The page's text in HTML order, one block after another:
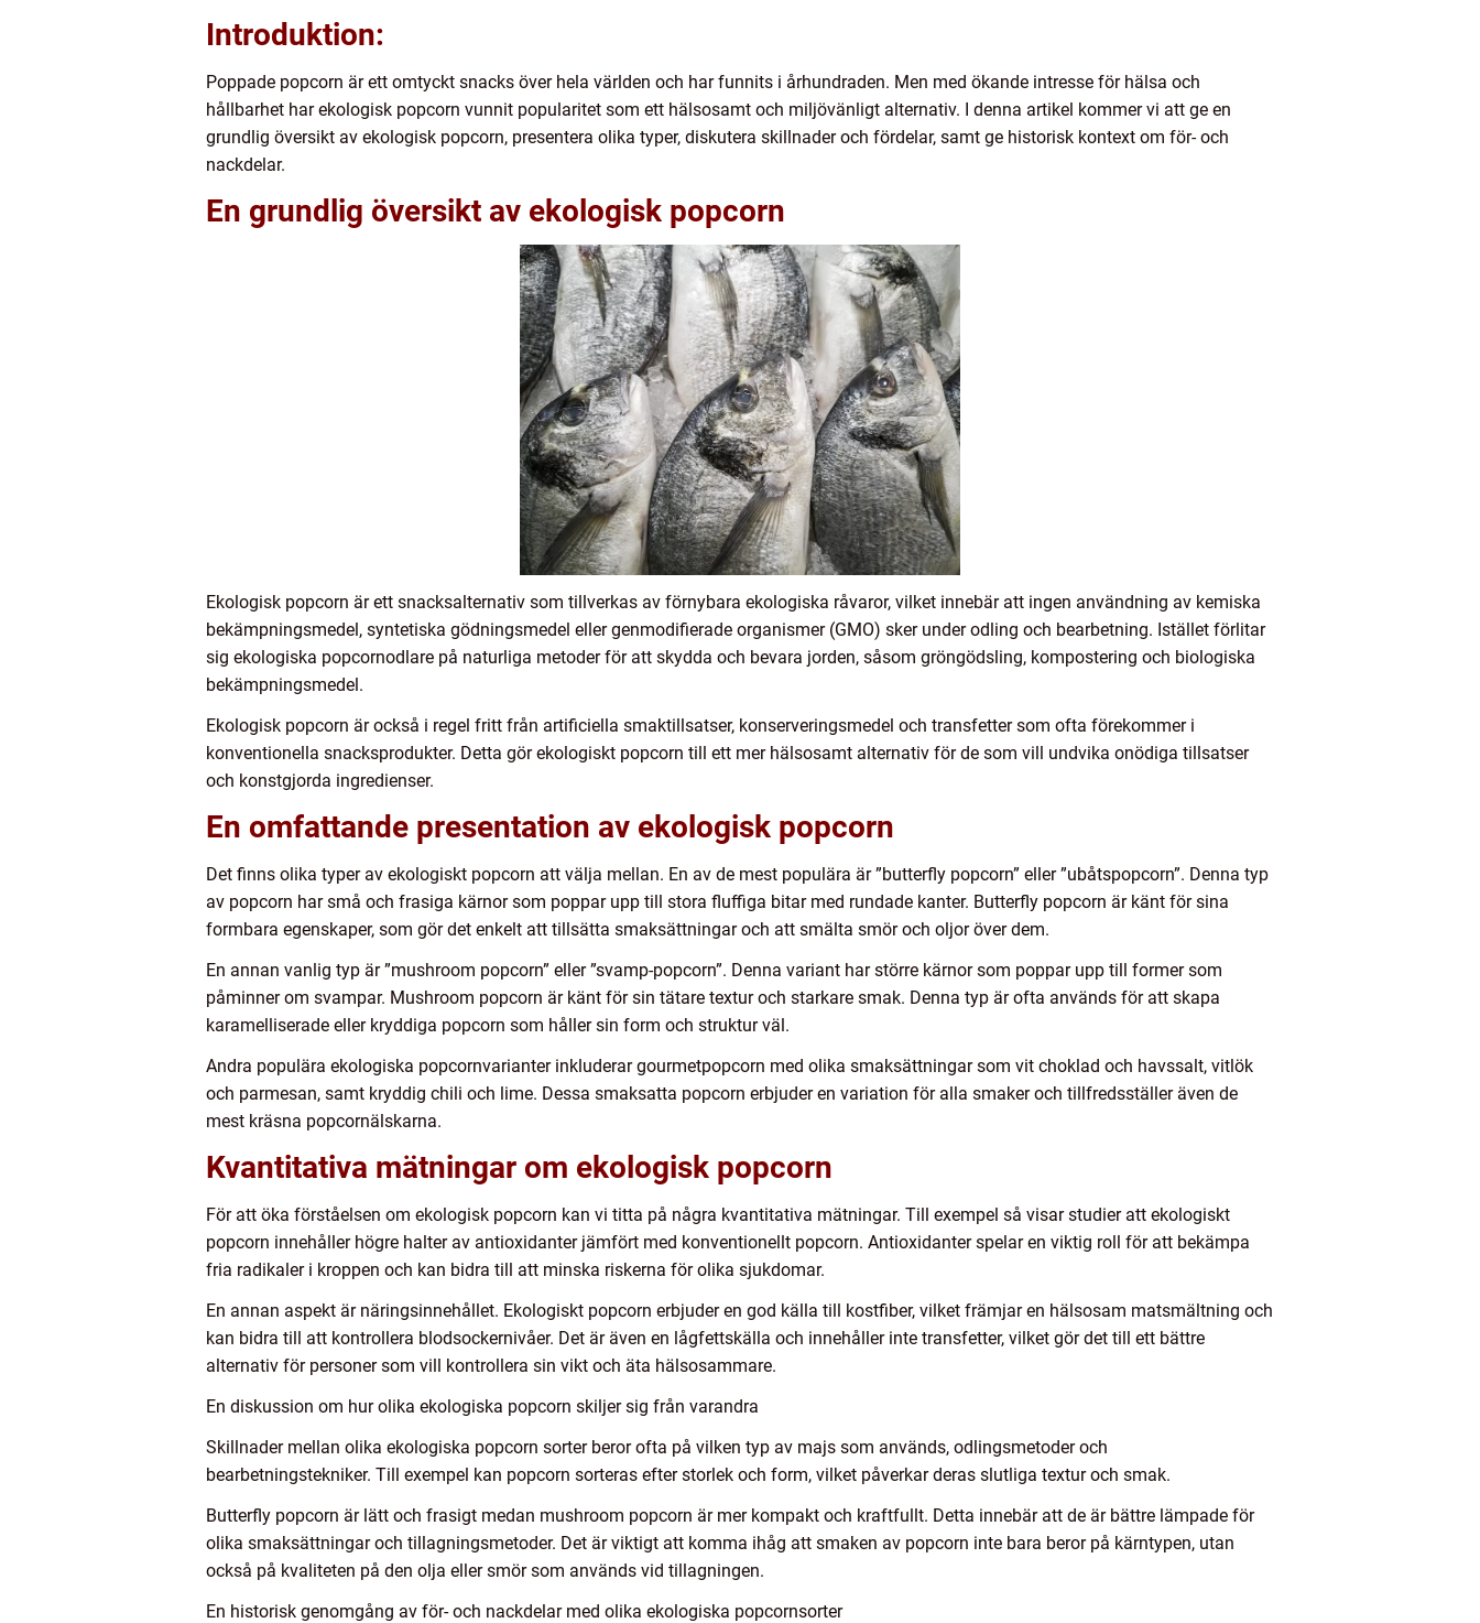
Introduktion:
Poppade popcorn är ett omtyckt snacks över hela världen och har funnits i århundraden. Men med ökande intresse för hälsa och
hållbarhet har ekologisk popcorn vunnit popularitet som ett hälsosamt och miljövänligt alternativ. I denna artikel kommer vi att ge en
grundlig översikt av ekologisk popcorn, presentera olika typer, diskutera skillnader och fördelar, samt ge historisk kontext om för- och
nackdelar.
En grundlig översikt av ekologisk popcorn
Ekologisk popcorn är ett snacksalternativ som tillverkas av förnybara ekologiska råvaror, vilket innebär att ingen användning av kemiska
bekämpningsmedel, syntetiska gödningsmedel eller genmodifierade organismer (GMO) sker under odling och bearbetning. Istället förlitar
sig ekologiska popcornodlare på naturliga metoder för att skydda och bevara jorden, såsom gröngödsling, kompostering och biologiska
bekämpningsmedel.
Ekologisk popcorn är också i regel fritt från artificiella smaktillsatser, konserveringsmedel och transfetter som ofta förekommer i
konventionella snacksprodukter. Detta gör ekologiskt popcorn till ett mer hälsosamt alternativ för de som vill undvika onödiga tillsatser
och konstgjorda ingredienser.
En omfattande presentation av ekologisk popcorn
Det finns olika typer av ekologiskt popcorn att välja mellan. En av de mest populära är ”butterfly popcorn” eller ”ubåtspopcorn”. Denna typ
av popcorn har små och frasiga kärnor som poppar upp till stora fluffiga bitar med rundade kanter. Butterfly popcorn är känt för sina
formbara egenskaper, som gör det enkelt att tillsätta smaksättningar och att smälta smör och oljor över dem.
En annan vanlig typ är ”mushroom popcorn” eller ”svamp-popcorn”. Denna variant har större kärnor som poppar upp till former som
påminner om svampar. Mushroom popcorn är känt för sin tätare textur och starkare smak. Denna typ är ofta används för att skapa
karamelliserade eller kryddiga popcorn som håller sin form och struktur väl.
Andra populära ekologiska popcornvarianter inkluderar gourmetpopcorn med olika smaksättningar som vit choklad och havssalt, vitlök
och parmesan, samt kryddig chili och lime. Dessa smaksatta popcorn erbjuder en variation för alla smaker och tillfredsställer även de
mest kräsna popcornälskarna.
Kvantitativa mätningar om ekologisk popcorn
För att öka förståelsen om ekologisk popcorn kan vi titta på några kvantitativa mätningar. Till exempel så visar studier att ekologiskt
popcorn innehåller högre halter av antioxidanter jämfört med konventionellt popcorn. Antioxidanter spelar en viktig roll för att bekämpa
fria radikaler i kroppen och kan bidra till att minska riskerna för olika sjukdomar.
En annan aspekt är näringsinnehållet. Ekologiskt popcorn erbjuder en god källa till kostfiber, vilket främjar en hälsosam matsmältning och
kan bidra till att kontrollera blodsockernivåer. Det är även en lågfettskälla och innehåller inte transfetter, vilket gör det till ett bättre
alternativ för personer som vill kontrollera sin vikt och äta hälsosammare.
En diskussion om hur olika ekologiska popcorn skiljer sig från varandra
Skillnader mellan olika ekologiska popcorn sorter beror ofta på vilken typ av majs som används, odlingsmetoder och
bearbetningstekniker. Till exempel kan popcorn sorteras efter storlek och form, vilket påverkar deras slutliga textur och smak.
Butterfly popcorn är lätt och frasigt medan mushroom popcorn är mer kompakt och kraftfullt. Detta innebär att de är bättre lämpade för
olika smaksättningar och tillagningsmetoder. Det är viktigt att komma ihåg att smaken av popcorn inte bara beror på kärntypen, utan
också på kvaliteten på den olja eller smör som används vid tillagningen.
En historisk genomgång av för- och nackdelar med olika ekologiska popcornsorter